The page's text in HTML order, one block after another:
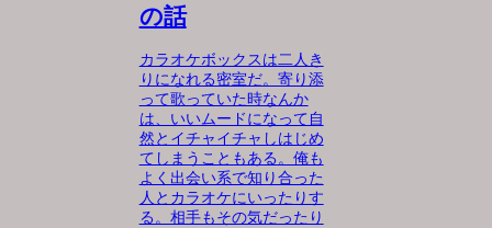
の話
カラオケボックスは二人き
りになれる密室だ。寄り添
って歌っていた時なんか
は、いいムードになって自
然とイチャイチャしはじめ
てしまうこともある。俺も
よく出会い系で知り合った
人とカラオケにいったりす
る。相手もその気だったり